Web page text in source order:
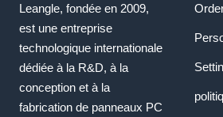
Leangle, fondée en 2009,
est une entreprise
technologique internationale
dédiée à la R&D, à la
conception et à la
fabrication de panneaux PC